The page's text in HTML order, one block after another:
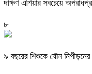
দক্ষিণ এশিয়ার সবচেয়ে
৮
৯ বছরের শিশুকে যৌন